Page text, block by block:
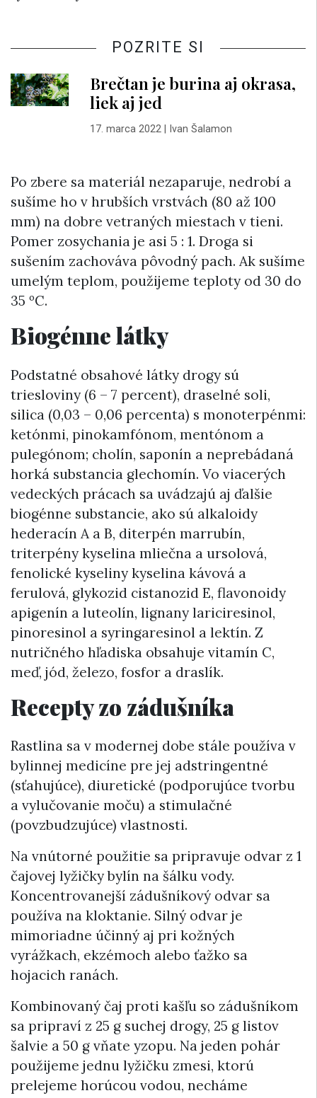
POZRITE SI
Brečtan je burina aj okrasa,
liek aj jed
17. marca 2022| Ivan Šalamon
Po zbere sa materiál nezaparuje, nedrobí a
sušíme ho v hrubších vrstvách (80 až 100
mm) na dobre vetraných miestach v tieni.
Pomer zosychania je asi 5 : 1. Droga si
sušením zachováva pôvodný pach. Ak sušíme
umelým teplom, použijeme teploty od 30 do
35 ºC.
Biogénne látky
Podstatné obsahové látky drogy sú
triesloviny (6 – 7 percent), draselné soli,
silica (0,03 – 0,06 percenta) s monoterpénmi:
ketónmi, pinokamfónom, mentónom a
pulegónom; cholín, saponín a neprebádaná
horká substancia glechomín. Vo viacerých
vedeckých prácach sa uvádzajú aj ďalšie
biogénne substancie, ako sú alkaloidy
hederacín A a B, diterpén marrubín,
triterpény kyselina mliečna a ursolová,
fenolické kyseliny kyselina kávová a
ferulová, glykozid cistanozid E, flavonoidy
apigenín a luteolín, lignany lariciresinol,
pinoresinol a syringaresinol a lektín. Z
nutričného hľadiska obsahuje vitamín C,
meď, jód, železo, fosfor a draslík.
Recepty zo zádušníka
Rastlina sa v modernej dobe stále používa v
bylinnej medicíne pre jej adstringentné
(sťahujúce), diuretické (podporujúce tvorbu
a vylučovanie moču) a stimulačné
(povzbudzujúce) vlastnosti.
Na vnútorné použitie sa pripravuje odvar z 1
čajovej lyžičky bylín na šálku vody.
Koncentrovanejší zádušníkový odvar sa
používa na kloktanie. Silný odvar je
mimoriadne účinný aj pri kožných
vyrážkach, ekzémoch alebo ťažko sa
hojacich ranách.
Kombinovaný čaj proti kašľu so zádušníkom
sa pripraví z 25 g suchej drogy, 25 g listov
šalvie a 50 g vňate yzopu. Na jeden pohár
použijeme jednu lyžičku zmesi, ktorú
prelejeme horúcou vodou, necháme